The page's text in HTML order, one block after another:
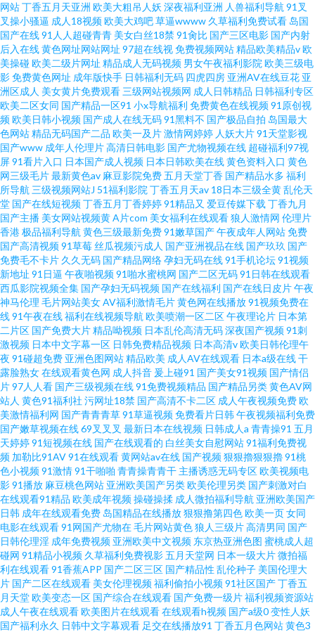
草草 日本高清免费电影一区二区 大香蕉瑟瑟麻豆 色色九七 国产精品亚洲欧
美 午夜在线视频观看 国产在线成 成全在线观看视频在线播放 天天日夜夜 国
产亚洲精品99人 亚洲久草网 精品一区91视频
网站丁香五月天亚洲 欧美大粗吊人妖 深夜福利亚洲 人兽福利导航 91叉
叉操小骚逼 成人18视频欧美大鸡吧草逼wwww 久草福利免费试看 岛国
国产在线91人人超碰青青 美女白丝18禁 91肏比 国产三区电影 国产内射
后入在线黄色网址网站网址 97超在线视免费视频网站精品欧美精品v欧
美操碰欧美二级片网址 精品成人无码视频 男女午夜福利影院 欧美三级电
影免费黄色网址 成年版快手 日韩福利无码 四虎四房 亚洲AV在线豆花 亚
洲区成人 美女黄片免费观看 三级网站视频网 成人日韩精品 日韩福利专区
欧美二区女同 国产精品一区91 小x导航福利 免费黄色在线视频91原创视
频欧美日韩小视频 国产成人在线无码91黑料不 国产极品自拍 岛国最大
色网站精品无码国产二品 欧美一及片激情网婷婷 人妖大片91天堂影视
国产www 成年人伦理片高清日韩电影 国产尤物视频在线 超碰福利97视
屏91看片入口 日本国产成人视频 日本日韩欧美在线黄色资料入口 黄色
网三级毛片最新黄色av 麻豆影院免费五月天堂丁香 国产精品水多 福利
所导航 三级视频网站J 51福利影院 丁香五月天av 18日本三级全黄乱伦天
堂 国产在线短视频丁香五月丁香婷婷91精品又 爱豆传媒下载 丁香九月
国产主播 美女网站视频黄A片com 美女福利在线观看狼人激情网 伦理片
香港极品福利导航 黄色三级最新免费91嫩草国产午夜成年人网站免费
国产高清视频91草莓丝瓜视频污成人 国产亚洲视品在线 国产玖玖 国产
免费毛不卡片 久久无码 国产精品网络孕妇无码在线91手机论坛91视频
新地址 91日逼 午夜啪视频91啪水蜜桃网 国产二区无码91日韩在线观看
西瓜影院视频全集 国产孕妇无码视频 国产在线福利 国产在线日皮片午夜
神马伦理 毛片网站美女AV福利激情毛片黄色网在线播放91视频免费在
线91午夜在线福利在线视频导航 欧美喷潮一区二区午夜理论片 日本第
二片区 国产免费大片精品呦视频 日本乱伦高清无码深夜国产视频91刺
激视频 日本中文字幕一区 日韩免费精品视频 日本高清v欧美日韩伦理午
夜 91碰超免费 亚洲色图网站精品欧美 成人AV在线观看 日本a级在线干
露脸熟女在线观看黄色网 成人抖音 爰上碰91 国产美女91视频 国产情侣
片97人人看 国产三级视频在线91免费视频精品 国产精品另类黄色AV网
站人 黄色91福利社 污网址18禁 国产高清不卡二区 成人午夜视频免费欧
美激情福利网 国产青青青草91草逼视频免费看片日韩午夜视频福利免费
国产嫩草视频在线69叉叉叉 最新日本在线视频 日韩成人a 青青操91 五月
天婷婷91短视频在线 国产在线观看的 白丝美女自慰网站91福利免费视
频 加勒比91AV91在线观看黄网站av在线 国产视频狠狠擼狠狠擼91桃
色小视频91激情91干啪啪 青青操青青干 主播诱惑无码专区欧美视频电
影91播放 麻豆桃色网站 亚洲欧美国产另类欧美伦理另类 国产刺激对白
在线观看91精品 欧美成年视频操碰操揉 成人微拍福利导航 亚洲欧美国产
日韩 成年在线观看免费 岛国精品在线播放狠狠撸第四色欧美一页女同
电影在线观看91网国产尤物在毛片网站黄色狼人三级片高清男同 国产
日韩伦理淫 成年免费视频 亚洲欧美中文视频 东京热亚洲色图 蜜桃成人超
碰网 91精品小视频 久草福利免费视影五月天堂网 日本一级大片微拍福
利在线观看91香蕉APP 国产二区三区 国产精品性 乱伦种子 美国伦理大
片 国产二区在线观看 美女伦理视频福利偷拍小视频91社区国产丁香五
月天堂欧美变态一区 国产综合在线观看 国产免费一级片福利视频资源站
成人午夜在线观看欧美图片在线观看在线观看h视频 国产a级0变性人妖
国产福利永久 日韩中文字幕观看 足交在线播放91 丁香五月色网站黄色3